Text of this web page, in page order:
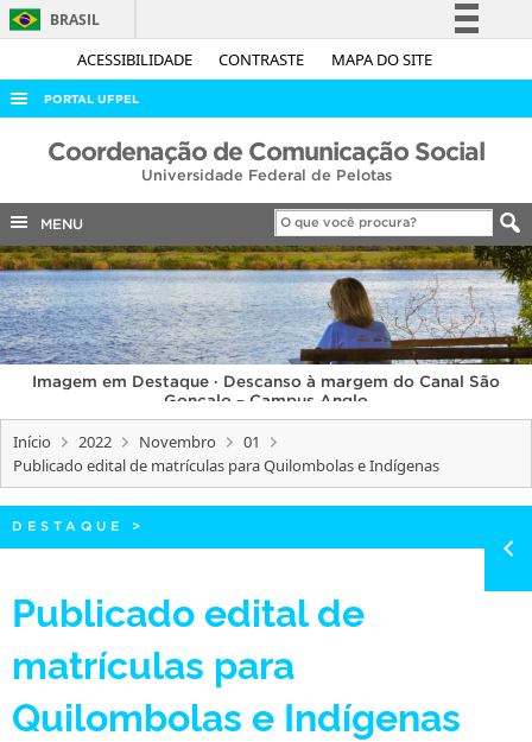
ACESSIBILIDADE CONTRASTE MAPA DO SITE
BRASIL
Simplifique!
Acesso à informação
Legislação
Canais
PORTAL UFPEL
ACESSO À INFORMAÇÃO
COBALTO
CONCURSOS
EDITAIS
INTERNACIONAL
OUVIDORIA
PORTARIAS
TELEFONES
Coordenação de Comunicação Social
Universidade Federal de Pelotas
MENU
Imagem em Destaque · Descanso à margem do Canal São
Gonçalo – Campus Anglo
Início 2022 Novembro
01
Publicado edital de matrículas para Quilombolas e Indígenas
DESTAQUE >
Publicado edital de
matrículas para
Quilombolas e Indígenas